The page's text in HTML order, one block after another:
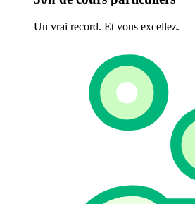
Un vrai record. Et vous excellez.